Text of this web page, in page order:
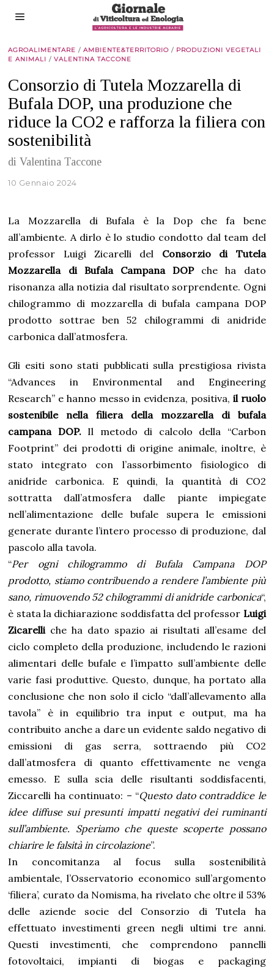
AGROALIMENTARE / AMBIENTE&TERRITORIO / PRODUZIONI VEGETALI
E ANIMALI / VALENTINA TACCONE
Consorzio di Tutela Mozzarella di
Bufala DOP, una produzione che
riduce la CO2 e rafforza la filiera con
sostenibilità
di Valentina Taccone
10 Gennaio 2024
La Mozzarella di Bufala è la Dop che fa bene
all’ambiente. A dirlo è lo studio condotto dal team del
professor Luigi Zicarelli del Consorzio di Tutela
Mozzarella di Bufala Campana DOP che ha dato
risonanza alla notizia dal risultato sorprendente. Ogni
chilogrammo di mozzarella di bufala campana DOP
prodotto sottrae ben 52 chilogrammi di anidride
carbonica dall’atmosfera.
Gli esiti sono stati pubblicati sulla prestigiosa rivista
“Advances in Environmental and Engineering
Research” e hanno messo in evidenza, positiva, il ruolo
sostenibile nella filiera della mozzarella di bufala
campana DOP.Il metodo di calcolo della “Carbon
Footprint” dei prodotti di origine animale, inoltre, è
stato integrato con l’assorbimento fisiologico di
anidride carbonica. E quindi, la quantità di CO2
sottratta dall’atmosfera dalle piante impiegate
nell’alimentazione delle bufale supera le emissioni
generate durante l’intero processo di produzione, dal
pascolo alla tavola.
“Per ogni chilogrammo di Bufala Campana DOP
prodotto, stiamo contribuendo a rendere l’ambiente più
sano, rimuovendo 52 chilogrammi di anidride carbonica“,
è stata la dichiarazione soddisfatta del professor Luigi
Zicarelli che ha dato spazio ai risultati all’esame del
ciclo completo della produzione, includendo le razioni
alimentari delle bufale e l’impatto sull’ambiente delle
varie fasi produttive. Questo, dunque, ha portato alla
conclusione che non solo il ciclo “dall’allevamento alla
tavola” è in equilibrio tra input e output, ma ha
contribuito anche a dare un evidente saldo negativo di
emissioni di gas serra, sottraendo più CO2
dall’atmosfera di quanto effettivamente ne venga
emesso. E sulla scia delle risultanti soddisfacenti,
Ziccarelli ha continuato: – “Questo dato contraddice le
idee diffuse sui presunti impatti negativi dei ruminanti
sull’ambiente. Speriamo che queste scoperte possano
chiarire le falsità in circolazione”.
In concomitanza al focus sulla sostenibilità
ambientale, l’Osservatorio economico sull’argomento
‘filiera’, curato da Nomisma, ha rivelato che oltre il 53%
delle aziende socie del Consorzio di Tutela ha
effettuato investimenti green negli ultimi tre anni.
Questi investimenti, che comprendono pannelli
fotovoltaici, impianti di biogas e packaging